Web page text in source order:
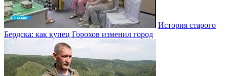
История старого
Бердска: как купец Горохов изменил город